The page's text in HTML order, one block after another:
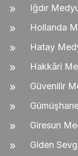
Iğdır
Hollanda
Hatay
Hakkâri
Güvenilir
Giresun
Giden